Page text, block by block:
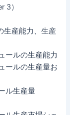
3）
生産能力、生産
ールの生産能力
ールの生産量お
ル生産量